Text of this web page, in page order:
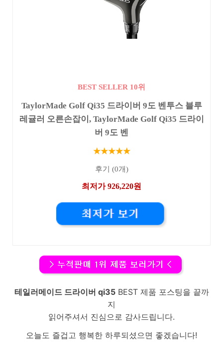
BEST SELLER 10위
TaylorMade Golf Qi35 드라이버 9도 벤투스 블루
레귤러 오른손잡이, TaylorMade Golf Qi35 드라이
버 9도 벤
★★★★★
후기 (0개)
최저가 926,220원
테일러메이드 드라이버 qi35BEST 제품 포스팅을 끝까
지
읽어주셔서 진심으로 감사드립니다.
오늘도 즐겁고 행복한 하루되셨으면 좋겠습니다!